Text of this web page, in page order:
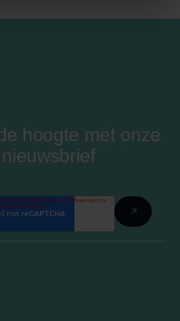
hoogte met onze
nieuwsbrief